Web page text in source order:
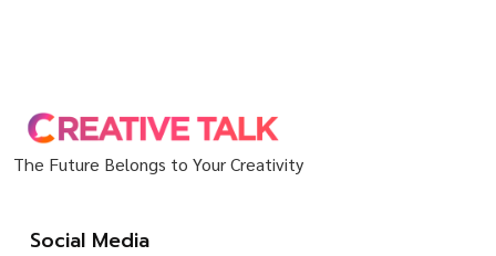
The Future Belongs to Your Creativity
Social Media